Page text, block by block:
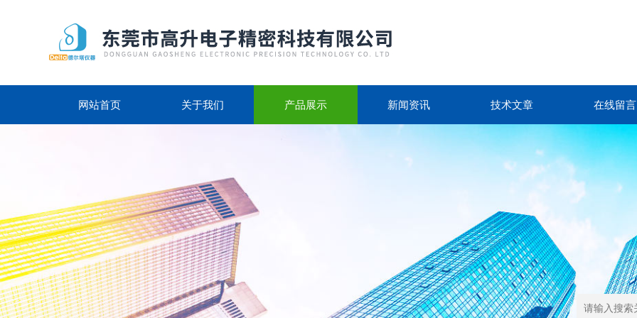
网站首页 关于我们 产品展示 新闻资讯 技术文章 在线留言